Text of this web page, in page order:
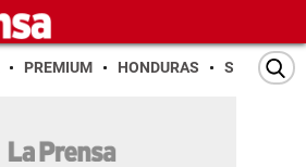
PREMIUM HONDURAS SAN PEDRO